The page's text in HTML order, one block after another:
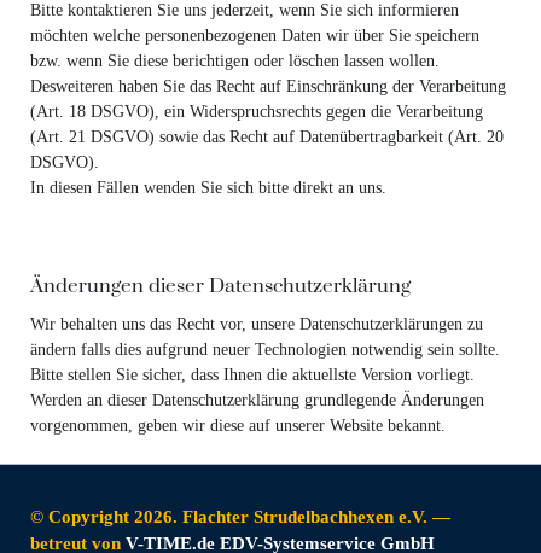
Bitte kontaktieren Sie uns jederzeit, wenn Sie sich informieren
möchten welche personenbezogenen Daten wir über Sie speichern
bzw. wenn Sie diese berichtigen oder löschen lassen wollen.
Desweiteren haben Sie das Recht auf Einschränkung der Verarbeitung
(Art. 18 DSGVO), ein Widerspruchsrechts gegen die Verarbeitung
(Art. 21 DSGVO) sowie das Recht auf Datenübertragbarkeit (Art. 20
DSGVO).
In diesen Fällen wenden Sie sich bitte direkt an uns.
Änderungen dieser Datenschutzerklärung
Wir behalten uns das Recht vor, unsere Datenschutzerklärungen zu
ändern falls dies aufgrund neuer Technologien notwendig sein sollte.
Bitte stellen Sie sicher, dass Ihnen die aktuellste Version vorliegt.
Werden an dieser Datenschutzerklärung grundlegende Änderungen
vorgenommen, geben wir diese auf unserer Website bekannt.
© Copyright 2026. Flachter Strudelbachhexen e.V. —
betreut von V-TIME.de EDV-Systemservice GmbH